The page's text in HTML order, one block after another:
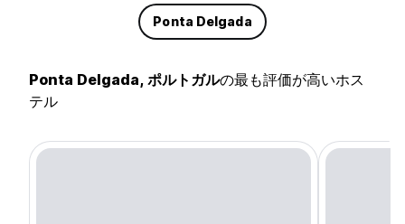
Ponta Delgada
Ponta Delgada, ポルトガルの最も評価が高いホス
テル